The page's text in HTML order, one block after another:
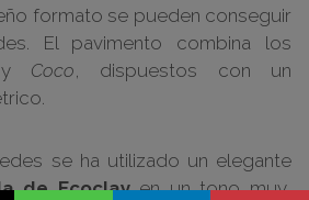
formato se pueden conseguir
El pavimento combina los
Coco , dispuestos con un
se ha utilizado un elegante
de Ecoclayen un tono muy